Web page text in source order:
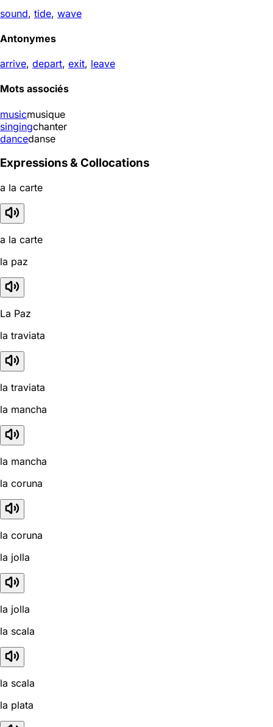
sound, tide, wave
Antonymes
arrive, depart, exit, leave
Mots associés
musicmusique
singingchanter
dancedanse
Expressions & Collocations
a la carte
a la carte
la paz
La Paz
la traviata
la traviata
la mancha
la mancha
la coruna
la coruna
la jolla
la jolla
la scala
la scala
la plata